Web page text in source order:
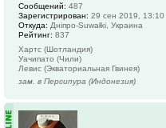
Сообщений: 487
Зарегистрирован: 29 сен 2019, 13:10
Откуда: Дніпро-Suwałki, Украина
Рейтинг: 837
Хартс (Шотландия)
Уачипато (Чили)
Левис (Экваториальная Гвинея)
зам. в Персипура (Индонезия)